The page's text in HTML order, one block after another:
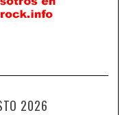
2026